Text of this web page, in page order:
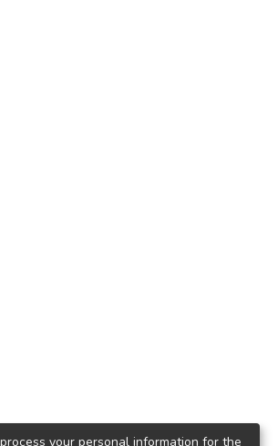
your personal information for the